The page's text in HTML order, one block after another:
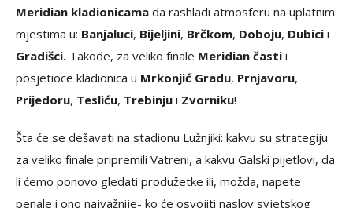
Meridian kladionicama da rashladi atmosferu na uplatnim
mjestima u: Banjaluci, Bijeljini, Brčkom, Doboju, Dubici i
Gradišci. Takođe, za veliko finale Meridian časti i
posjetioce kladionica u Mrkonjić Gradu, Prnjavoru,
Prijedoru, Tesliću, Trebinju i Zvorniku!
Šta će se dešavati na stadionu Lužnjiki: kakvu su strategiju
za veliko finale pripremili Vatreni, a kakvu Galski pijetlovi, da
li ćemo ponovo gledati produžetke ili, možda, napete
penale i ono najvažnije- ko će osvojiti naslov svjetskog